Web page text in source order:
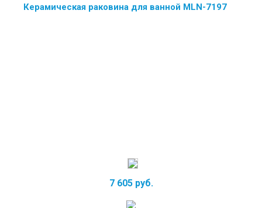
Керамическая раковина для ванной MLN-7197
7 605 руб.